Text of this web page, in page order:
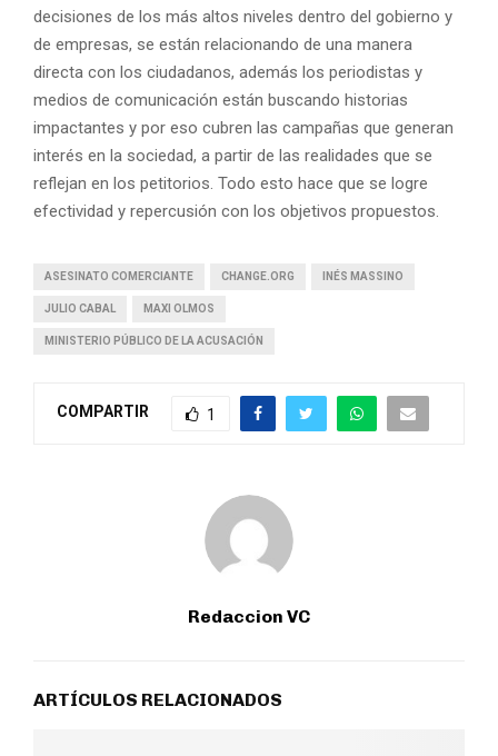
decisiones de los más altos niveles dentro del gobierno y
de empresas, se están relacionando de una manera
directa con los ciudadanos, además los periodistas y
medios de comunicación están buscando historias
impactantes y por eso cubren las campañas que generan
interés en la sociedad, a partir de las realidades que se
reflejan en los petitorios. Todo esto hace que se logre
efectividad y repercusión con los objetivos propuestos.
ASESINATO COMERCIANTE CHANGE.ORG INÉS MASSINO
JULIO CABAL MAXI OLMOS
MINISTERIO PÚBLICO DE LA ACUSACIÓN
COMPARTIR 1
Redaccion VC
ARTÍCULOS RELACIONADOS